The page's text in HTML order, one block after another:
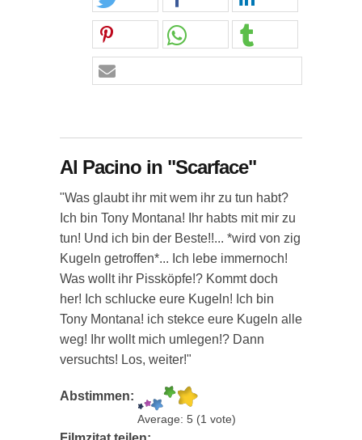
Al Pacino in "Scarface"
"Was glaubt ihr mit wem ihr zu tun habt?
Ich bin Tony Montana! Ihr habts mit mir zu
tun! Und ich bin der Beste!!... *wird von zig
Kugeln getroffen*... Ich lebe immernoch!
Was wollt ihr Pissköpfe!? Kommt doch
her! Ich schlucke eure Kugeln! Ich bin
Tony Montana! ich stekce eure Kugeln alle
weg! Ihr wollt mich umlegen!? Dann
versuchts! Los, weiter!"
Abstimmen:
Average: 5 (1 vote)